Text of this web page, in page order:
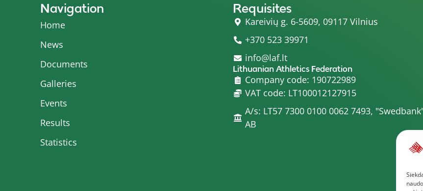
Navigation
Home
News
Documents
Galleries
Events
Results
Statistics
Requisites
Kareivių g. 6-5609, 09117 Vilnius
+370 523 39971
info@laf.lt
Lithuanian Athletics Federation
Company code: 190722989
VAT code: LT100012127915
A/s: LT57 7300 0100 0062 7493,
AB